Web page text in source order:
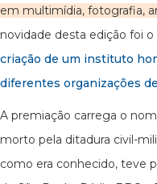
em multimídia, fotografia,
novidade desta edição foi
criação de um instituto
diferentes organizações
A premiação carrega o
morto pela ditadura civil-
como era conhecido, teve